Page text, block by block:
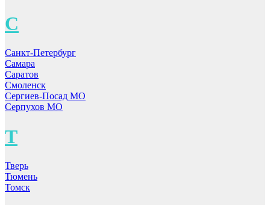
С
Санкт-Петербург
Самара
Саратов
Смоленск
Сергиев-Посад МО
Серпухов МО
Т
Тверь
Тюмень
Томск